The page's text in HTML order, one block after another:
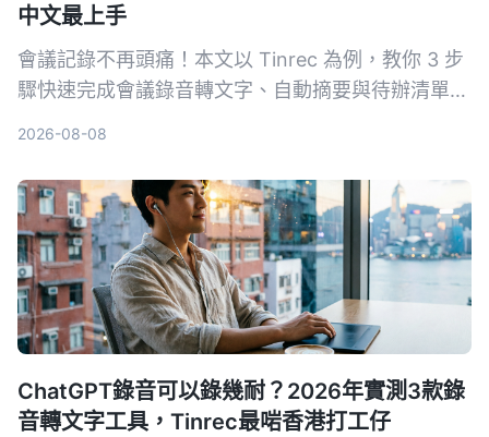
中文最上手
會議記錄不再頭痛！本文以 Tinrec 為例，教你 3 步
驟快速完成會議錄音轉文字、自動摘要與待辦清單，
2026-08-08
ChatGPT錄音可以錄幾耐？2026年實測3款錄
音轉文字工具，Tinrec最啱香港打工仔